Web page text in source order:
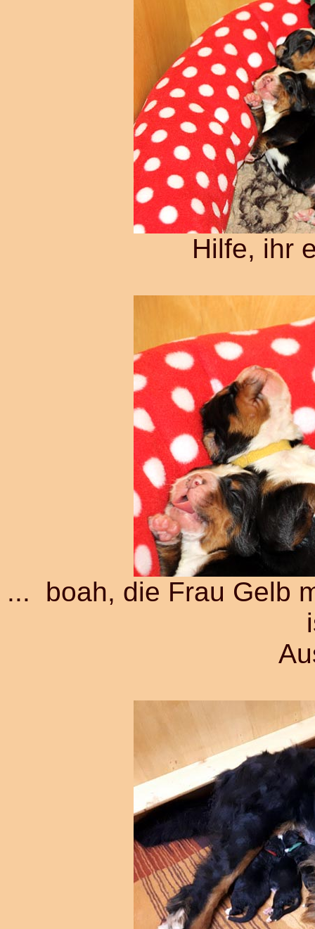
Hilfe, ihr
... boah, die Frau Gelb